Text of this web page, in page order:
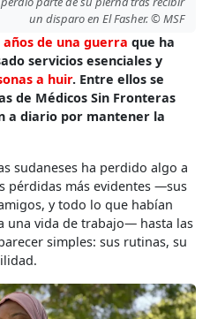
un disparo en El Fasher. © MSF
de una guerra que ha
servicios esenciales y
a huir. Entre ellos se
de Médicos Sin Fronteras
a diario por mantener la
sudaneses ha perdido algo a
pérdidas más evidentes —sus
y todo lo que habían
una vida de trabajo— hasta las
simples: sus rutinas, su